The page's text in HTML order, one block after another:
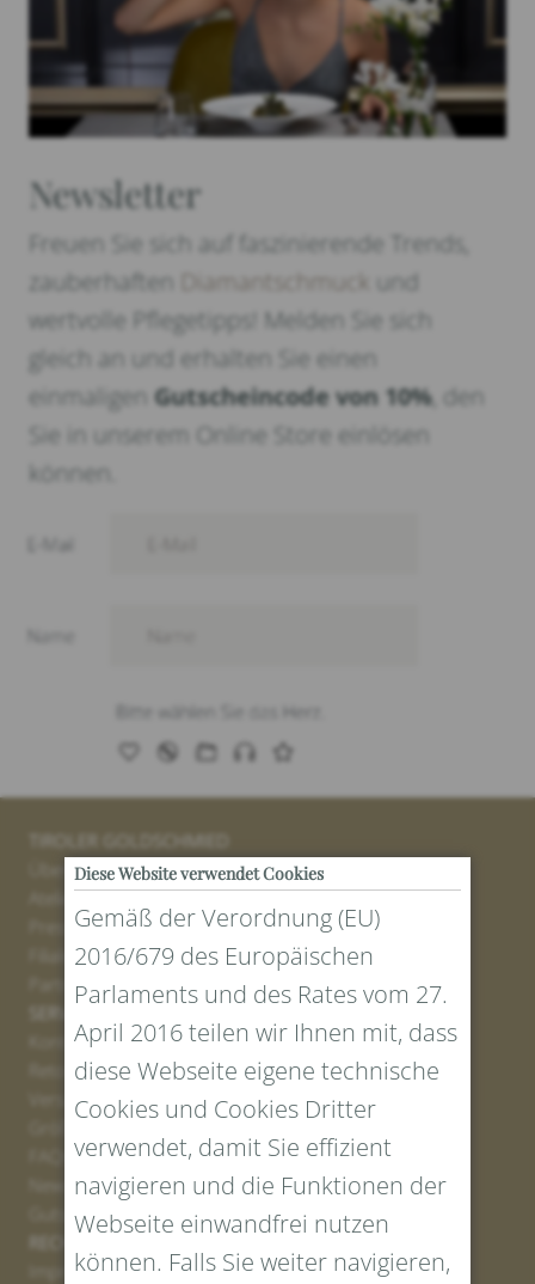
Newsletter
Freuen Sie sich auf faszinierende Trends,
zauberhaften
Diamantschmuck
und
wertvolle Pflegetipps! Melden Sie sich
gleich an und erhalten Sie einen
einmaligen Gutscheincode von 10%, den
Sie in unserem Online Store einlösen
können.
TIROLER GOLDSCHMIED
Über uns
Atelier
Presse
Filialen
Partner
SERVICE
Kontakt
Retourenportal
Versand
Newsletter Anmelden
Gutschein erstellen
RECHTLICHES UND DATENSCHUTZ
Impressum
Diese Website verwendet Cookies
Gemäß der Verordnung (EU)
2016/679 des Europäischen
Parlaments und des Rates vom 27.
April 2016 teilen wir Ihnen mit, dass
diese Webseite eigene technische
Cookies und Cookies Dritter
verwendet, damit Sie effizient
navigieren und die Funktionen der
Webseite einwandfrei nutzen
können. Falls Sie weiter navigieren,